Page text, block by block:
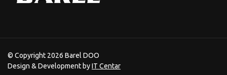
© Copyright 2026 Barel DOO
Design & Development byIT Centar